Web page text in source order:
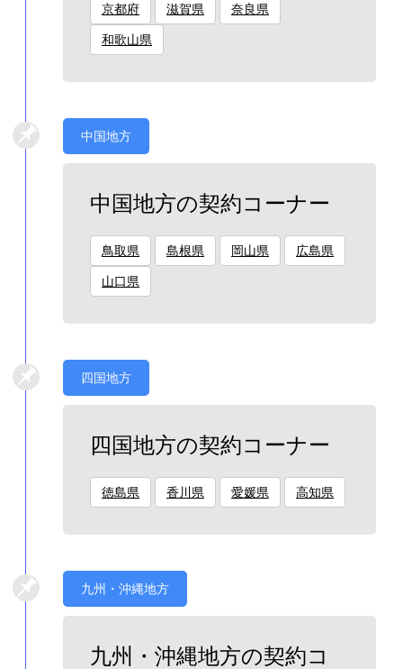
京都府 滋賀県 奈良県
和歌山県
中国地方
中国地方の契約コーナー
鳥取県 島根県 岡山県 広島県
山口県
四国地方
四国地方の契約コーナー
徳島県 香川県 愛媛県 高知県
九州・沖縄地方
九州・沖縄地方の契約コ